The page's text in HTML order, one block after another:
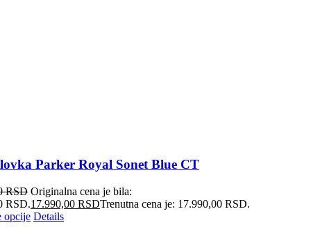
Parker Royal Sonet Blue CT
RSD Originalna cena je bila:
RSD.17.990,00 RSDTrenutna cena je: 17.990,00 RSD.
opcije Details